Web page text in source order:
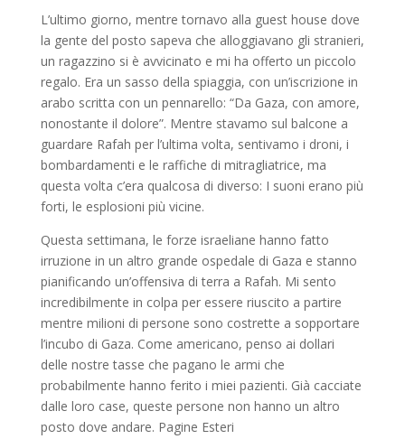
L’ultimo giorno, mentre tornavo alla guest house dove
la gente del posto sapeva che alloggiavano gli stranieri,
un ragazzino si è avvicinato e mi ha offerto un piccolo
regalo. Era un sasso della spiaggia, con un’iscrizione in
arabo scritta con un pennarello: “Da Gaza, con amore,
nonostante il dolore”. Mentre stavamo sul balcone a
guardare Rafah per l’ultima volta, sentivamo i droni, i
bombardamenti e le raffiche di mitragliatrice, ma
questa volta c’era qualcosa di diverso: I suoni erano più
forti, le esplosioni più vicine.
Questa settimana, le forze israeliane hanno fatto
irruzione in un altro grande ospedale di Gaza e stanno
pianificando un’offensiva di terra a Rafah. Mi sento
incredibilmente in colpa per essere riuscito a partire
mentre milioni di persone sono costrette a sopportare
l’incubo di Gaza. Come americano, penso ai dollari
delle nostre tasse che pagano le armi che
probabilmente hanno ferito i miei pazienti. Già cacciate
dalle loro case, queste persone non hanno un altro
posto dove andare. Pagine Esteri